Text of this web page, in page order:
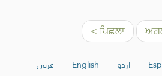
< ਪਿਛਲਾ
عربي English اردو